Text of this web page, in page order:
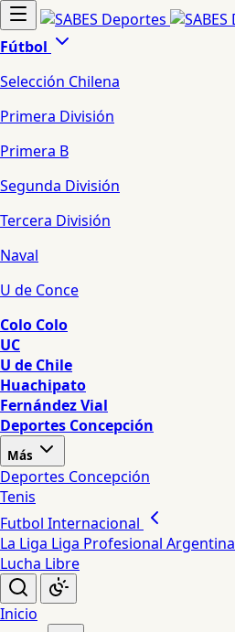
Fútbol
Selección Chilena
Primera División
Primera B
Segunda División
Tercera División
Naval
U de Conce
Colo Colo
UC
U de Chile
Huachipato
Fernández Vial
Deportes Concepción
Más
Deportes Concepción
Tenis
Futbol Internacional
La Liga Liga Profesional Argentina
Lucha Libre
Inicio